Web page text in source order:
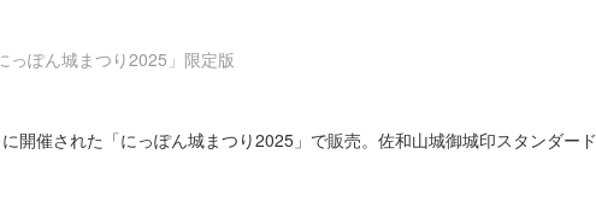
っぽん城まつり2025」限定版
開催された「にっぽん城まつり2025」で販売。佐和山城御城印スタンダー